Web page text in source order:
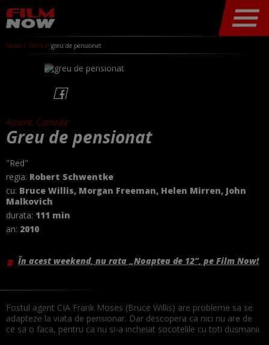
home filme greu de pensionat
Actiune, Comedie
Greu de pensionat
"Red"
regia: Robert Schwentke
cu: Bruce Willis, Morgan Freeman, Helen Mirren, John
Malkovich
durata: 111 min
an: 2010
În acest weekend, nu rata „Noaptea de 12”, pe Film Now!
Fostul agent CIA Frank Moses (Bruce Willis) are probleme sa se
adapteze la viata de pensionar. Dar descopera ca nici nu are de
ce sa o faca, pentru ca nu si-a incheiat socotelile cu toti dusmanii.